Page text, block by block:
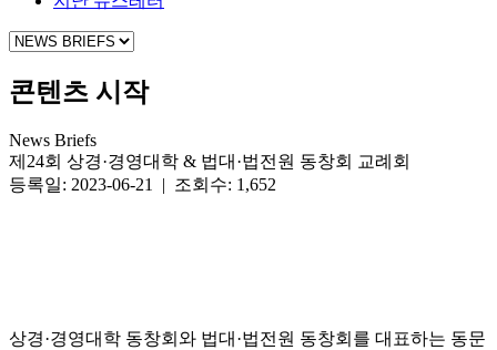
콘텐츠 시작
News Briefs
제24회 상경·경영대학 & 법대·법전원 동창회 교례회
등록일: 2023-06-21 | 조회수: 1,652
상경·경영대학 동창회와 법대·법전원 동창회를 대표하는 동문